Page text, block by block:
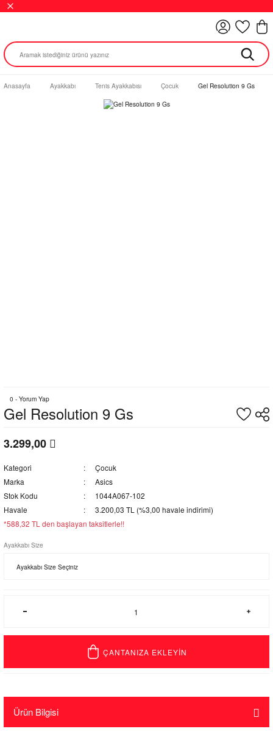
Anasayfa Ayakkabı Tenis Ayakkabısı Çocuk Gel Resolution 9 Gs
0 - Yorum Yap
Gel Resolution 9 Gs
3.299,00
Kategori
Çocuk
Marka
Asics
Stok Kodu
1044A067-102
Havale
3.200,03 TL (%3,00 havale indirimi)
*588,32 TL den başlayan taksitlerle!!
Ayakkabı Size
ÇANTANIZA EKLEYİN
Ürün Bilgisi